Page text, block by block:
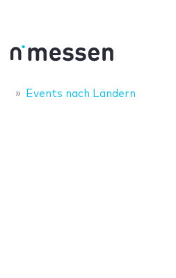
Events nach Ländern